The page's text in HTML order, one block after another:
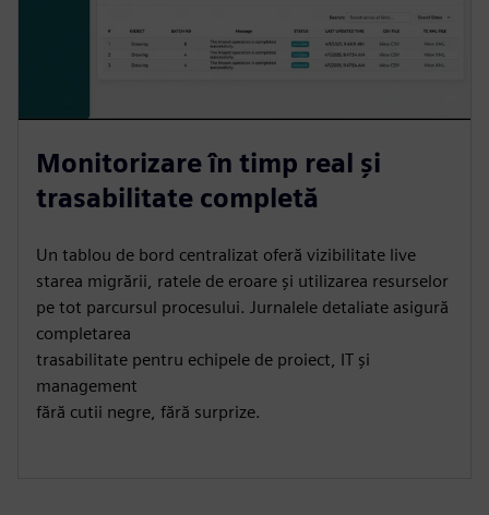
Monitorizare în timp real și
trasabilitate completă
Un tablou de bord centralizat oferă vizibilitate live
starea migrării, ratele de eroare și utilizarea resurselor
pe tot parcursul procesului. Jurnalele detaliate asigură
completarea
trasabilitate pentru echipele de proiect, IT și
management
fără cutii negre, fără surprize.